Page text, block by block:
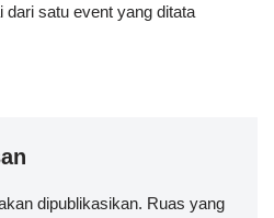
satu event yang ditata
dipublikasikan. Ruas yang